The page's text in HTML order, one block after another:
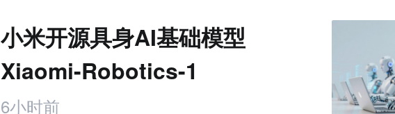
商
产
业
互
联
小米开源具身AI基础模型
Xiaomi-Robotics-1
6小时前